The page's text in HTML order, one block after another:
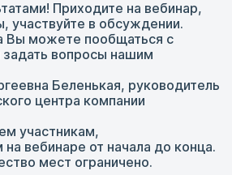
Приходите на вебинар,
участвуйте в обсуждении.
Вы можете пообщаться с
задать вопросы нашим
Беленькая, руководитель
центра компании
участникам,
вебинаре от начала до конца.
мест ограничено.